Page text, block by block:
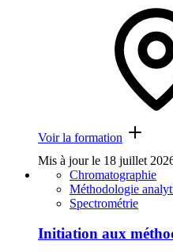
Voir la formation
Mis à jour le 18 juillet
Chromatographie
Méthodologie
Spectrométrie
Initiation aux